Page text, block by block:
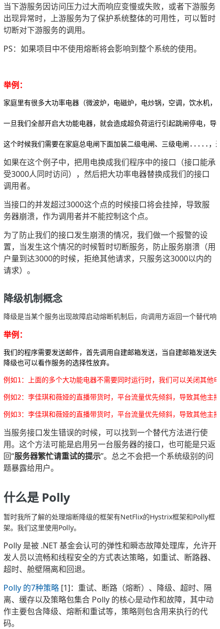
当下游服务因访问压力过大而响应变慢或失败，或者下游服务
出现异常时，上游服务为了保护系统整体的可用性，可以暂时
切断对下游服务的调用。
PS：如果项目中不使用熔断将会影响到整个系统的使用。
举例：
家庭里有很多大功率电器（微波炉，电磁炉，电炒锅，空调，饮水机
一旦我们全部开启大功能电器，就会造成超负荷运行引起跳闸停电，
这个时候我们需要在家庭总电闸下面加装二级电闸、三级电闸.....，
如果在这个例子中，把用电换成我们程序中的接口（接口能承
受3000人同时访问），然后把大功率电器替换成我们的接口
调用者。
当接口的并发超过3000这个点的时候接口将会挂掉，导致服
务器崩溃，作为调用者并不能控制这个点。
为了防止我们的接口发生崩溃的情况，我们做一个报警的设
置，当发生这个情况的时候暂时切断服务，防止服务崩溃（用
户量到达3000的时候，拒绝其他请求，只服务这3000以内的
请求）。
降级机制概念
降级是当某个服务出现故障启动熔断机制后，向调用方返回一个替代响
举例：
我们的程序需要发送邮件，首先调用自建邮箱发送，当自建邮箱发送
降级也可以看作服务的选择性放弃。
例如1：上面的多个大功能电器不需要同时运行时，我们可以关闭其他
例如2：李佳琪和薇娅的直播带货时，平台流量优先倾斜，导致其他主
例如3：李佳琪和薇娅的直播带货时，平台流量优先倾斜，导致其他主
当服务接口发生错误的时候，可以找到一个替代方法进行使
用。 这个方法可能是启用另一台服务器的接口，也可能是只返
回“服务器繁忙请重试的提示”。总之不会把一个系统级别的问
题暴露给用户。
什么是 Polly
暂时我所了解的处理熔断降级的框架有NetFlix的Hystrix框架和Polly框
架。我们这里使用Polly。
Polly 是被 .NET 基金会认可的弹性和瞬态故障处理库，允许开
发人员以流畅和线程安全的方式表达策略，如重试、断路器、
超时、舱壁隔离和回退。
Polly 的7种策略 [1]：重试、断路（熔断）、降级、超时、隔
离、缓存以及策略包集合 Polly 的核心是动作和故障，其中动
作主要包含降级、熔断和重试等，策略则包含用来执行的代
码。